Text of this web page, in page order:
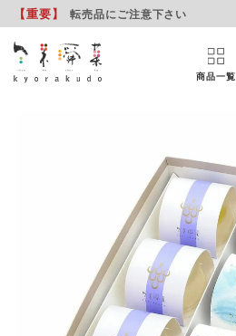
【重要】 転売品にご注意下さい
商品一覧